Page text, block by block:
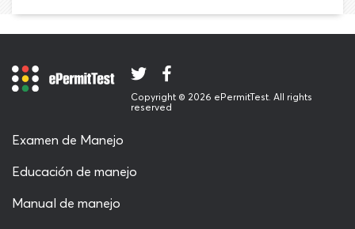
cantidad de información. Las líneas de pavimento
acordonar partes de la carretera que los
conductores deben evitar.
Copyright © 2026 ePermitTest. All rights
reserved
Examen de Manejo
Educación de manejo
Manual de manejo